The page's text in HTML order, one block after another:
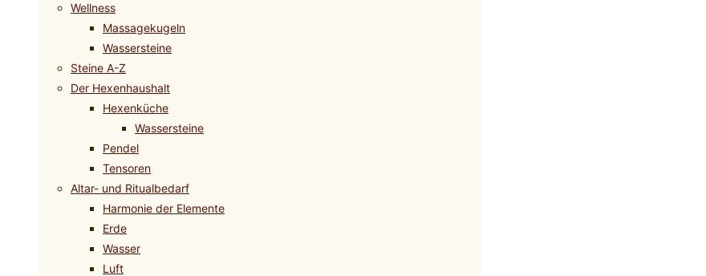
Wellness
Massagekugeln
Wassersteine
Steine A-Z
Der Hexenhaushalt
Hexenküche
Wassersteine
Pendel
Tensoren
Altar- und Ritualbedarf
Harmonie der Elemente
Erde
Wasser
Luft